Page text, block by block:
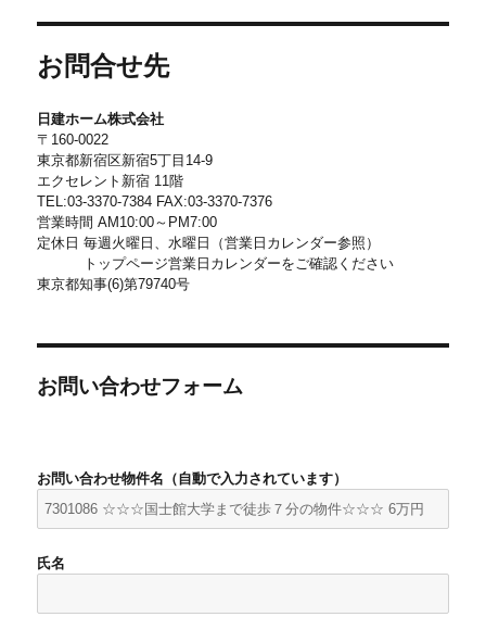
お問合せ先
日建ホーム株式会社
〒160-0022
東京都新宿区新宿5丁目14-9
エクセレント新宿 11階
TEL:03-3370-7384 FAX:03-3370-7376
営業時間 AM10:00～PM7:00
定休日 毎週火曜日、水曜日（営業日カレンダー参照）
トップページ営業日カレンダーをご確認ください
東京都知事(6)第79740号
お問い合わせフォーム
お問い合わせ物件名（自動で入力されています）
氏名